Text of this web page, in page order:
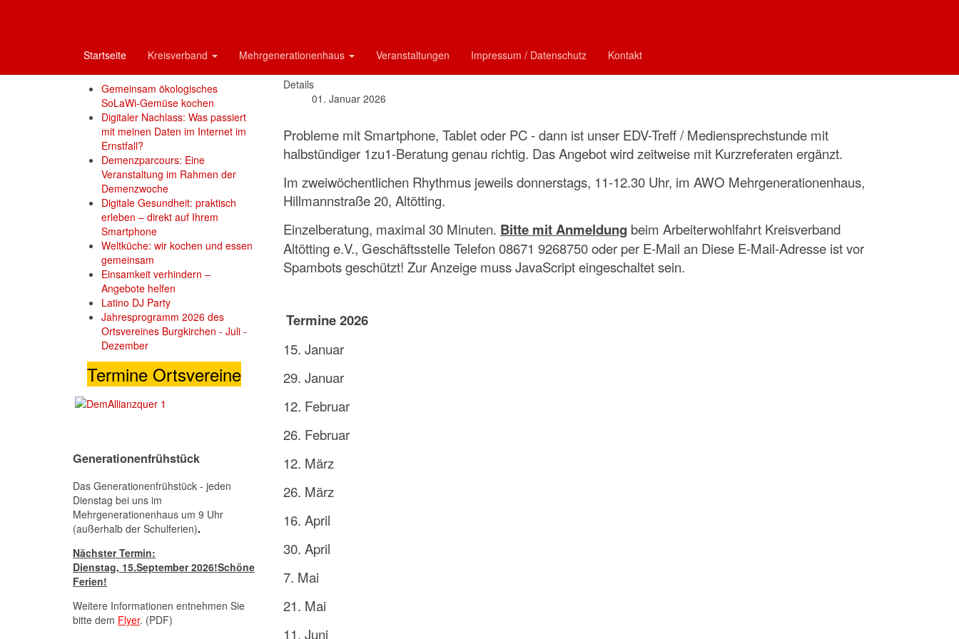
Startseite
Kreisverband Mehrgenerationenhaus Veranstaltungen Impressum / Datenschutz Kontakt
Details
01. Januar 2026
Probleme mit Smartphone, Tablet oder PC - dann ist unser EDV-Treff / Mediensprechstunde mit
halbstündiger 1zu1-Beratung genau richtig. Das Angebot wird zeitweise mit Kurzreferaten ergänzt.
Im zweiwöchentlichen Rhythmus jeweils donnerstags, 11-12.30 Uhr, im AWO Mehrgenerationenhaus,
Hillmannstraße 20, Altötting.
Einzelberatung, maximal 30 Minuten. Bitte mit Anmeldung beim Arbeiterwohlfahrt Kreisverband
Altötting e.V., Geschäftsstelle Telefon 08671 9268750 oder per E-Mail an Diese E-Mail-Adresse ist vor
Spambots geschützt! Zur Anzeige muss JavaScript eingeschaltet sein.
Termine 2026
15. Januar
29. Januar
12. Februar
26. Februar
12. März
26. März
16. April
30. April
7. Mai
21. Mai
11. Juni
Neue Artikel
Gemeinsam ökologisches
SoLaWi-Gemüse kochen
Digitaler Nachlass: Was passiert
mit meinen Daten im Internet im
Ernstfall?
Demenzparcours: Eine
Veranstaltung im Rahmen der
Demenzwoche
Digitale Gesundheit: praktisch
erleben – direkt auf Ihrem
Smartphone
Weltküche: wir kochen und essen
gemeinsam
Einsamkeit verhindern –
Angebote helfen
Latino DJ Party
Jahresprogramm 2026 des
Ortsvereines Burgkirchen - Juli -
Dezember
Termine Ortsvereine
Generationenfrühstück
Das Generationenfrühstück - jeden
Dienstag bei uns im
Mehrgenerationenhaus um 9 Uhr
(außerhalb der Schulferien).
Nächster Termin:
Dienstag, 15.September 2026!Schöne
Ferien!
Weitere Informationen entnehmen Sie
bitte dem Flyer. (PDF)